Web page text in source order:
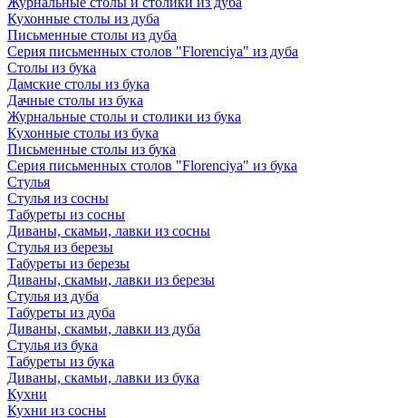
Кухонные столы из дуба
Письменные столы из дуба
Серия письменных столов "Florenciya" из дуба
Столы из бука
Дамские столы из бука
Дачные столы из бука
Журнальные столы и столики из бука
Кухонные столы из бука
Письменные столы из бука
Серия письменных столов "Florenciya" из бука
Стулья
Стулья из сосны
Табуреты из сосны
Диваны, скамьи, лавки из сосны
Стулья из березы
Табуреты из березы
Диваны, скамьи, лавки из березы
Стулья из дуба
Табуреты из дуба
Диваны, скамьи, лавки из дуба
Стулья из бука
Табуреты из бука
Диваны, скамьи, лавки из бука
Кухни
Кухни из сосны